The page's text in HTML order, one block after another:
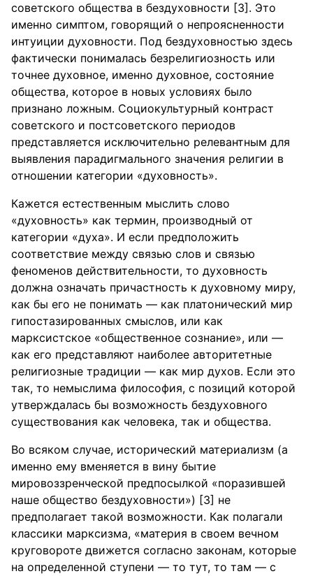
советского общества в бездуховности [3]. Это
именно симптом, говорящий о непроясненности
интуиции духовности. Под бездуховностью здесь
фактически понималась безрелигиозность или
точнее духовное, именно духовное, состояние
общества, которое в новых условиях было
признано ложным. Социокультурный контраст
советского и постсоветского периодов
представляется исключительно релевантным для
выявления парадигмального значения религии в
отношении категории «духовность».
Кажется естественным мыслить слово
«духовность» как термин, производный от
категории «духа». И если предположить
соответствие между связью слов и связью
феноменов действительности, то духовность
должна означать причастность к духовному миру,
как бы его не понимать — как платонический мир
гипостазированных смыслов, или как
марксистское «общественное сознание», или —
как его представляют наиболее авторитетные
религиозные традиции — как мир духов. Если это
так, то немыслима философия, с позиций которой
утверждалась бы возможность бездуховного
существования как человека, так и общества.
Во всяком случае, исторический материализм (а
именно ему вменяется в вину бытие
мировоззренческой предпосылкой «поразившей
наше общество бездуховности») [3] не
предполагает такой возможности. Как полагали
классики марксизма, «материя в своем вечном
круговороте движется согласно законам, которые
на определенной ступени — то тут, то там — с